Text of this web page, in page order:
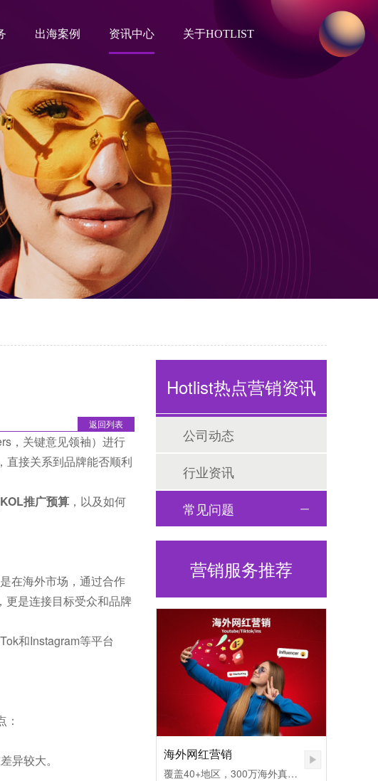
出海案例 资讯中心 关于HOTLIST
返回列表
，关键意见领袖）进行
直接关系到品牌能否顺利
KOL推广预算 ，以及如何
在海外市场，通过合作
更是连接目标受众和品牌
和Instagram等平台
异较大。
Hotlist热点营销资讯
公司动态
行业资讯
常见问题
营销服务推荐
海外网红营销
覆盖40+地区，300万海外真实网红匹配，不同社媒平台发布内容矩阵，快速提高品牌认知度。1.无需百万粉丝，也可让您的品牌和产品一夜爆红